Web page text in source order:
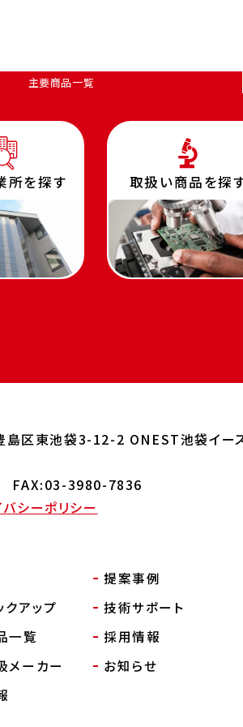
主要商品一覧
所を探す 取扱い商品を探
島区東池袋3-12-2 ONEST池袋イー
3980-7836
バシーポリシー
提案事例
クアップ
技術サポート
一覧
採用情報
メーカー
お知らせ